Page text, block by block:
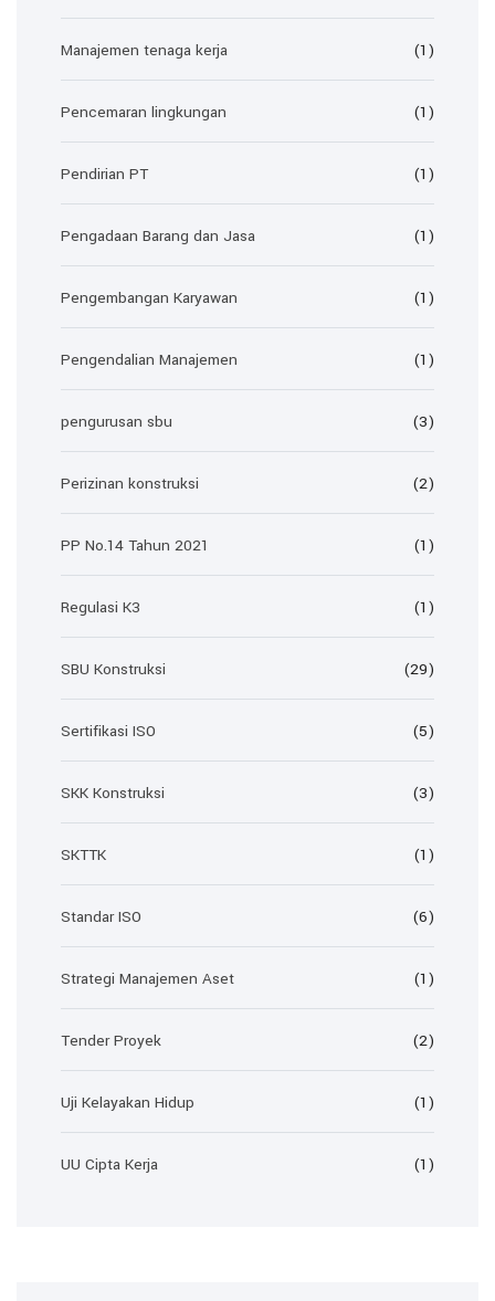
Manajemen tenaga kerja (1)
Pencemaran lingkungan (1)
Pendirian PT (1)
Pengadaan Barang dan Jasa (1)
Pengembangan Karyawan (1)
Pengendalian Manajemen (1)
pengurusan sbu (3)
Perizinan konstruksi (2)
PP No.14 Tahun 2021 (1)
Regulasi K3 (1)
SBU Konstruksi (29)
Sertifikasi ISO (5)
SKK Konstruksi (3)
SKTTK (1)
Standar ISO (6)
Strategi Manajemen Aset (1)
Tender Proyek (2)
Uji Kelayakan Hidup (1)
UU Cipta Kerja (1)